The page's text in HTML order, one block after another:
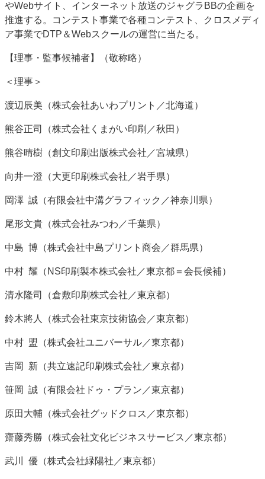
やWebサイト、インターネット放送のジャグラBBの企画を
推進する。コンテスト事業で各種コンテスト、クロスメディ
ア事業でDTP＆Webスクールの運営に当たる。
【理事・監事候補者】（敬称略）
＜理事＞
渡辺辰美（株式会社あいわプリント／北海道）
熊谷正司（株式会社くまがい印刷／秋田）
熊谷晴樹（創文印刷出版株式会社／宮城県）
向井一澄（大更印刷株式会社／岩手県）
岡澤 誠（有限会社中溝グラフィック／神奈川県）
尾形文貴（株式会社みつわ／千葉県）
中島 博（株式会社中島プリント商会／群馬県）
中村 耀（NS印刷製本株式会社／東京都＝会長候補）
清水隆司（倉敷印刷株式会社／東京都）
鈴木將人（株式会社東京技術協会／東京都）
中村 盟（株式会社ユニバーサル／東京都）
吉岡 新（共立速記印刷株式会社／東京都）
笹岡 誠（有限会社ドゥ・プラン／東京都）
原田大輔（株式会社グッドクロス／東京都）
齋藤秀勝（株式会社文化ビジネスサービス／東京都）
武川 優（株式会社緑陽社／東京都）